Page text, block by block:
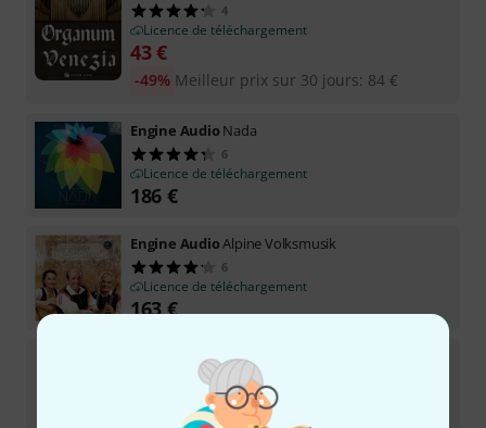
4
Licence de téléchargement
43€
Meilleur prix sur 30 jours: 84 €
-49%
Engine AudioNada
6
Licence de téléchargement
186 €
Engine AudioAlpine Volksmusik
6
Licence de téléchargement
163€
Engine Audio Alpine Volksmusik 2 CG
Licence de téléchargement